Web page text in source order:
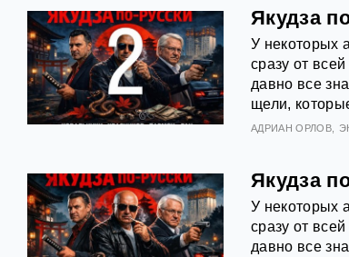
Якудза
У некоторых
сразу от
давно все
щели,
АДРИАН ОРЛОВ
Якудза
У некоторых
сразу от
давно все